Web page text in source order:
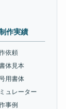
作実績
依頼
体見本
用書体
ュレーター
事例